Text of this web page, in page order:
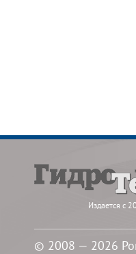
Издается с
© 2008 — 2026